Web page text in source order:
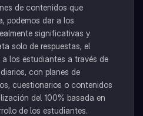
de contenidos que
podemos dar a los
significativas y
solo de respuestas, el
los estudiantes a través de
con planes de
cuestionarios o contenidos
del 100% basada en
de los estudiantes.